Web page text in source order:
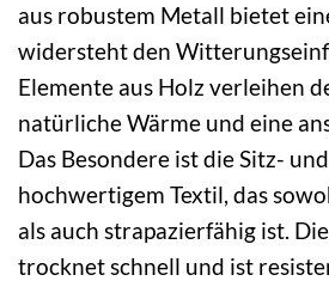
aus robustem Metall bietet
widersteht den
Elemente aus Holz verleihen
natürliche Wärme und eine
Das Besondere ist die Sitz-
hochwertigem Textil, das
als auch strapazierfähig ist.
trocknet schnell und ist